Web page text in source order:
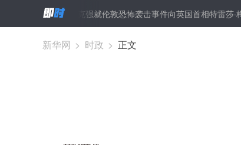
李克强就伦敦恐怖袭击事件向英国首相特雷莎·梅致慰问电
新华网 > 时政 > 正文